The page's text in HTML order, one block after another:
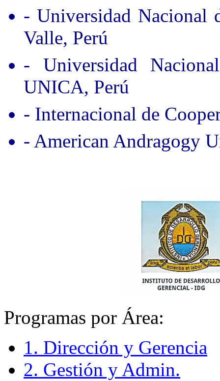
- Universidad Nacional
Valle, Perú
- Universidad
UNICA, Perú
- Internacional de
- American Andragogy
Programas por Área:
1. Dirección y Gerencia
2. Gestión y Admin.